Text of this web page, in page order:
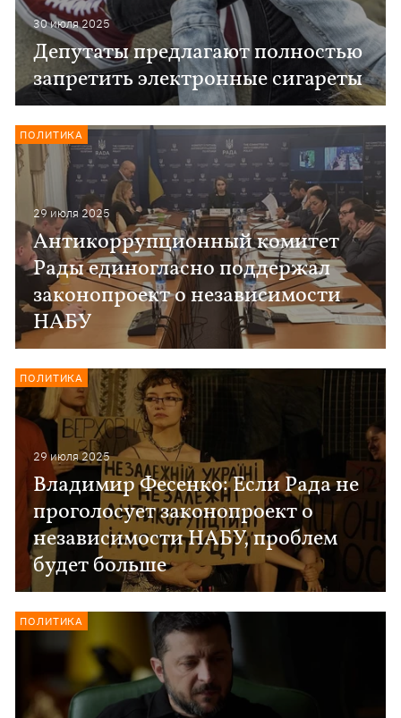
30 июля 2025
Депутаты предлагают полностью
запретить электронные сигареты
29 июля 2025
Антикоррупционный комитет
Рады единогласно поддержал
законопроект о независимости
НАБУ
ПОЛИТИКА
29 июля 2025
Владимир Фесенко: Если Рада не
проголосует законопроект о
независимости НАБУ, проблем
будет больше
ПОЛИТИКА
ПОЛИТИКА